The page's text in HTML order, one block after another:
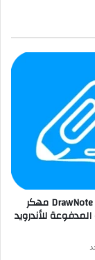
تحميل تطبيق DrawNote مهكر
المدفوعة للأندرويد